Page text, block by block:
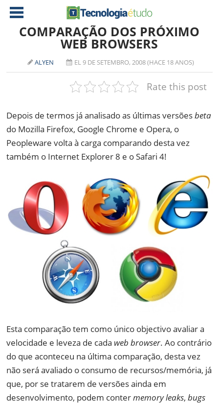
AMD
ATI
NVIDIA
SOFTWARE
TABLETS
IOS
NOKIA
JOGOS
DOWNLOADS
ANÁLISE
COMPARAÇÃO DOS PRÓXIMO
WEB BROWSERS
ALYEN EL 9 DE SETEMBRO, 2008 (HACE 18 ANOS)
Rate this post
Depois de termos já analisado as últimas versõesbeta
do Mozilla Firefox, Google Chrome e Opera, o
Peopleware volta à carga comparando desta vez
também o Internet Explorer 8 e o Safari 4!
Esta comparação tem como único objectivo avaliar a
velocidade e leveza de cada web browser. Ao contrário
do que aconteceu na última comparação, desta vez
não será avaliado o consumo de recursos/memória, já
que, por se tratarem de versões ainda em
desenvolvimento, podem contermemory leaks,bugs